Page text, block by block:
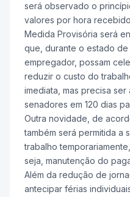
será observado o
valores por hora
Medida Provisória será
que, durante o estado
empregador, possam
reduzir o custo do
imediata, mas precisa
senadores em 120 dias
Outra novidade, de
também será permitida a
trabalho
seja, manutenção do
Além da redução de
antecipar férias